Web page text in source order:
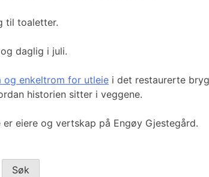
til toaletter.
daglig i juli.
og enkeltrom for utleie i det restaurerte
historien sitter i veggene.
eiere og vertskap på Engøy Gjestegård.
Søk